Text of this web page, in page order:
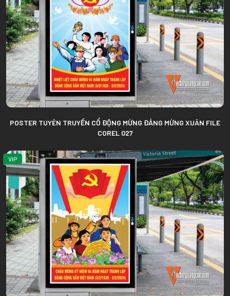
POSTER TUYÊN TRUYỀN CỔ ĐỘNG MỪNG ĐẢNG MỪNG XUÂN FILE
COREL 027
VIP